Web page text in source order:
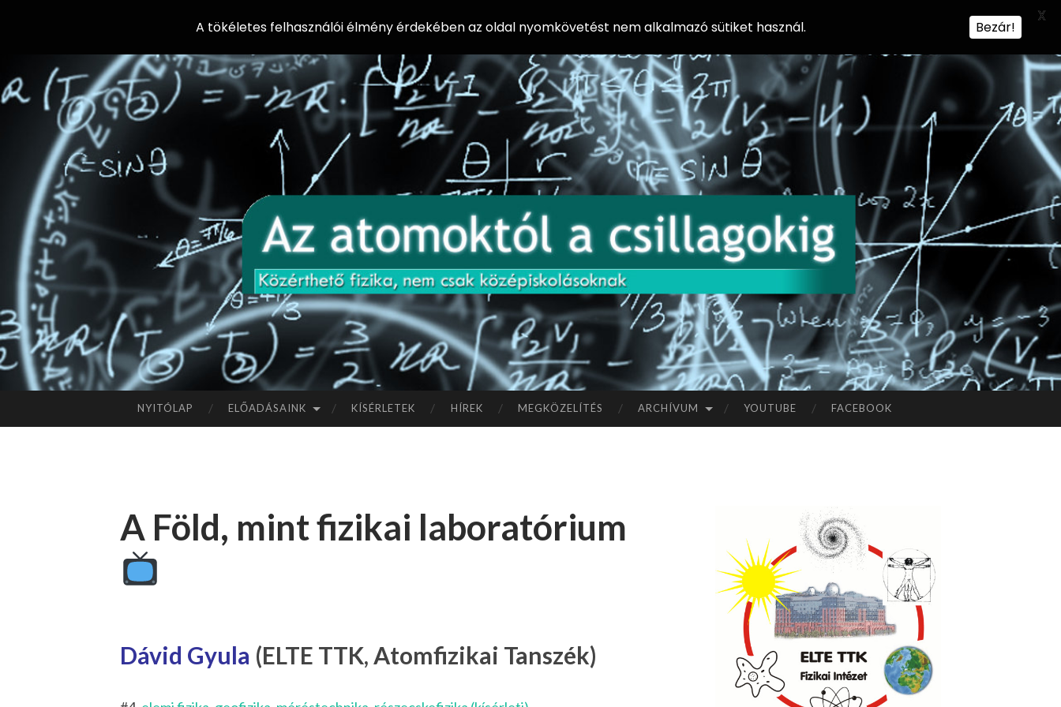
AZ
AT
OM
OK
TÓ
L A
AG
Előadássorozat
középiskolásoknak
az ELTE
Természettudományi
Kar Fizikai
Intézetében
A
NYITÓLAP ELŐADÁSAINK KÍSÉRLETEK HÍREK MEGKÖZELÍTÉS ARCHÍVUM YOUTUBE FACEBOOK
A Föld, mint fizikai laboratórium
Dávid Gyula (ELTE TTK, Atomfizikai Tanszék)
A tökéletes felhasználói élmény érdekében az oldal nyomkövetést nem alkalmazó sütiket használ. Bezár!
X